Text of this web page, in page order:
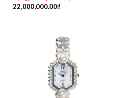
22,000,000.00₫